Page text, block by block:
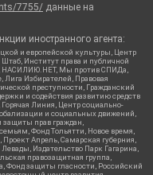
7755/ данные на
иностранного агента:
и европейской культуры, Центр
Институт права и публичной
НАСИЛИЮ.НЕТ, Мы против СПИДа,
Избирателей, Правовая
преступности, Гражданский
и содействия развитию средств
Линия, Центр социально-
и социальных движений,
защиты прав граждан,
Фонд Тольятти, Новое время,
Проект Апрель, Самарская губерния,
Издательство Парк Гагарина,
правозащитная группа,
Фонд защиты гласности, Российский